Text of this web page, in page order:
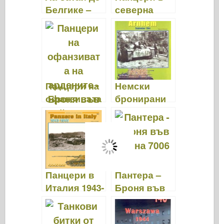
Белгике –
Броня във
война 7045
северна
Африка –
Броня във
война 7043
Панцери на
офанзивата
на ардените
– Броня във
война 7042
Немски
бронирани
единици в
Арнем –
Броня във
война 7039
Панцери в
Италия 1943-
1945 – Броня
във война
Пантера –
Броня във
война 7006